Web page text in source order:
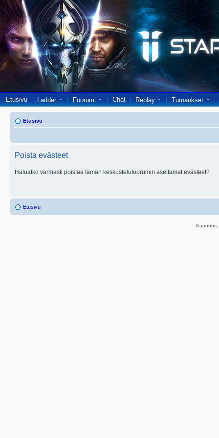
Etusivu Ladder Foorumi Chat Replay Turnaukset
Etusivu
Poista evästeet
Haluatko varmasti poistaa tämän keskustelufoorumin asettamat evästeet?
Etusivu